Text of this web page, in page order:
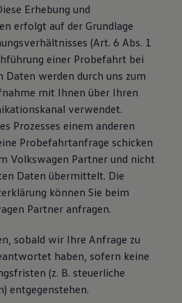
Erhebung und
erfolgt auf der Grundlage
(Art. 6 Abs. 1
einer Probefahrt bei
werden durch uns zum
mit Ihnen über Ihren
verwendet.
Prozesses einem anderen
Probefahrtanfrage schicken
Volkswagen Partner und nicht
Daten übermittelt. Die
können Sie beim
Partner anfragen.
sobald wir Ihre Anfrage zu
haben, sofern keine
(z. B. steuerliche
entgegenstehen.